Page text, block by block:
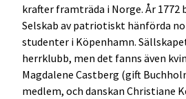
krafter framträda i Norge. År 1772
Selskab av patriotiskt hänförda
studenter i Köpenhamn.
herrklubb, men det fanns även
Magdalene Castberg (gift
medlem, och danskan Christiane